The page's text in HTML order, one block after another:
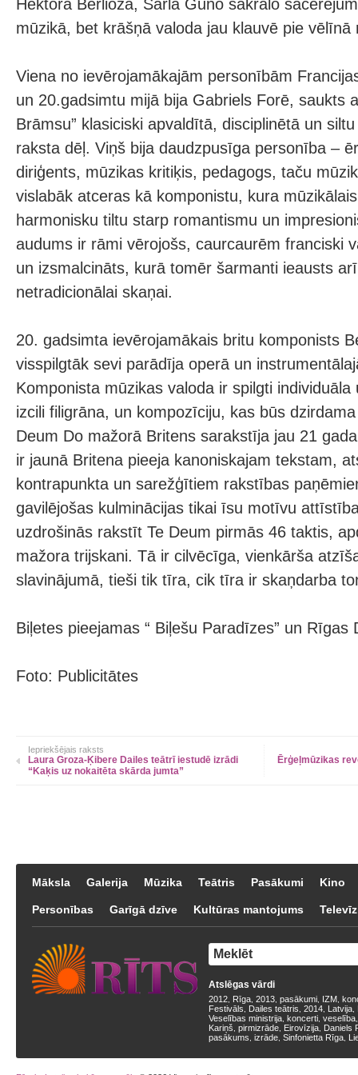
Hektora Berlioza, Šarla Guno sakrālo
mūzikā, bet krāšņā valoda jau klauvē pie
Viena no ievērojamākajām personībām
un 20.gadsimtu mijā bija Gabriels Forē, saukts
Brāmsu” klasiciski apvaldītā, disciplinētā un
raksta dēļ. Viņš bija daudzpusīga personība –
diriģents, mūzikas kritiķis, pedagogs, taču
vislabāk atceras kā komponistu, kura
harmonisku tiltu starp romantismu un
audums ir rāmi vērojošs, caurcaurēm franciski
un izsmalcināts, kurā tomēr šarmanti ieausts
netradicionālai skaņai.
20. gadsimta ievērojamākais britu komponists
visspilgtāk sevi parādīja operā un
Komponista mūzikas valoda ir spilgti
izcili filigrāna, un kompozīciju, kas būs
Deum Do mažorā Britens sarakstīja jau 21
ir jaunā Britena pieeja kanoniskajam tekstam,
kontrapunkta un sarežģītiem rakstības
gavilējošas kulminācijas tikai īsu motīvu
uzdrošinās rakstīt Te Deum pirmās 46 taktis,
mažora trijskani. Tā ir cilvēcīga, vienkārša
slavinājumā, tieši tik tīra, cik tīra ir skaņdarba
Biļetes pieejamas “ Biļešu Paradīzes” un Rīgas
Foto: Publicitātes
Iepriekšējais raksts
Laura Groza-Ķibere Dailes teātrī iestudē izrādi
“Kaķis uz nokaitēta skārda jumta”
Ērģeļmūzikas
Māksla Galerija Mūzika Teātris Pasākumi Kino
Personības Garīgā dzīve Kultūras mantojums
Atslēgas vārdi
2012 Rīga 2013 pasākumi IZM
Festivāls
Dailes teātris 2014 Latvija
Veselības ministrija koncerti veselība
Kariņš pirmizrāde Eirovīzija Daniels
pasākums izrāde Sinfonietta Rīga